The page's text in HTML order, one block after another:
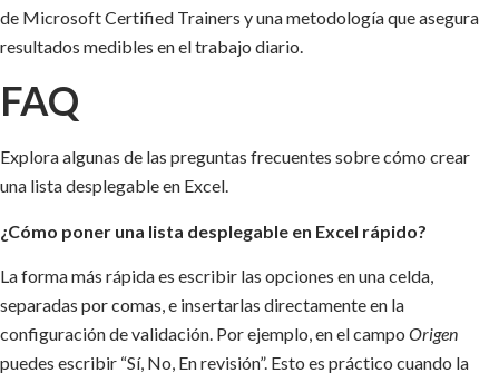
de Microsoft Certified Trainers y una metodología que asegura
resultados medibles en el trabajo diario.
FAQ
Explora algunas de las preguntas frecuentes sobre cómo crear
una lista desplegable en Excel.
¿Cómo poner una lista desplegable en Excel rápido?
La forma más rápida es escribir las opciones en una celda,
separadas por comas, e insertarlas directamente en la
configuración de validación. Por ejemplo, en el campo Origen
puedes escribir “Sí, No, En revisión”. Esto es práctico cuando la